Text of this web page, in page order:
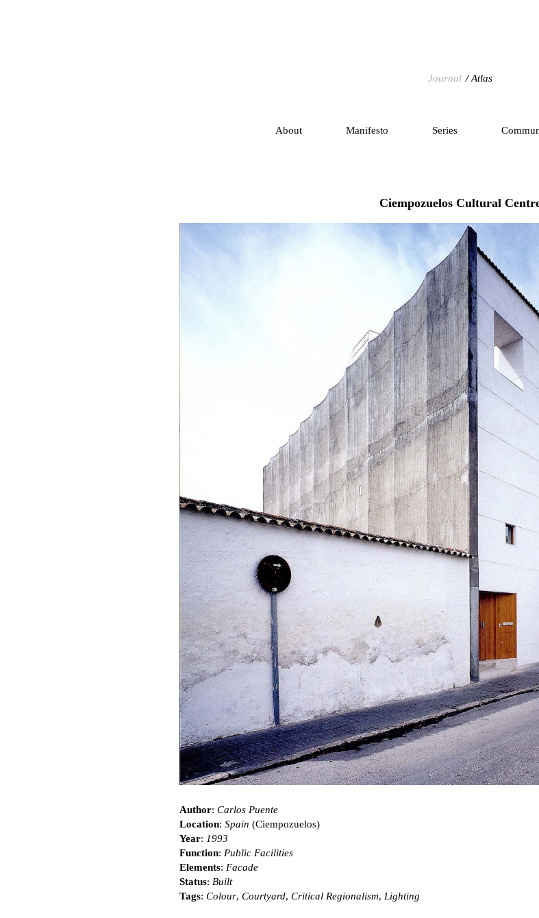
Journal Atlas
About Manifesto Series
Ciempozuelos Cultural
Author: Carlos Puente
Location: Spain (Ciempozuelos)
Year: 1993
Function: Public Facilities
Elements: Facade
Status: Built
Tags: Colour, Courtyard, Critical Regionalism, Lighting